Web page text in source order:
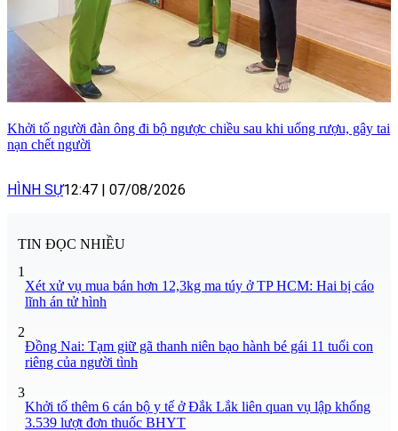
Khởi tố người đàn ông đi bộ ngược chiều sau khi uống rượu, gây tai
nạn chết người
HÌNH SỰ12:47 07/08/2026
TIN ĐỌC NHIỀU
1
Xét xử vụ mua bán hơn 12,3kg ma túy ở TP HCM: Hai bị cáo
lĩnh án tử hình
2
Đồng Nai: Tạm giữ gã thanh niên bạo hành bé gái 11 tuổi con
riêng của người tình
3
Khởi tố thêm 6 cán bộ y tế ở Đắk Lắk liên quan vụ lập khống
3.539 lượt đơn thuốc BHYT